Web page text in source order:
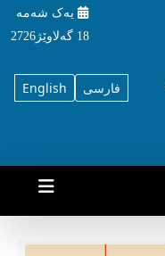
یه‌ک شه‌مه‌
18 گه‌لاوێژ2726
English فارسی